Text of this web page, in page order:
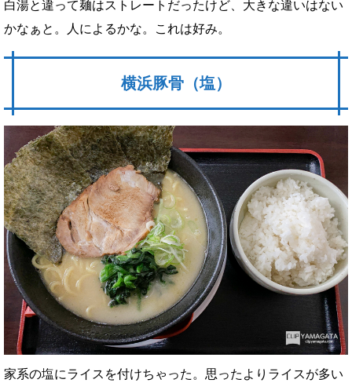
白湯と違って麺はストレートだったけど、大きな違いはない
かなぁと。人によるかな。これは好み。
横浜豚骨（塩）
家系の塩にライスを付けちゃった。思ったよりライスが多い